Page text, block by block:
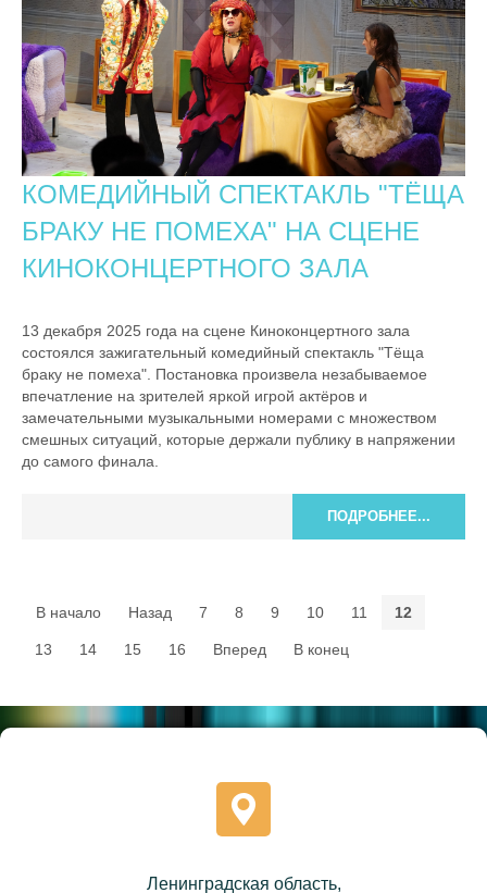
КОМЕДИЙНЫЙ СПЕКТАКЛЬ "ТЁЩА
БРАКУ НЕ ПОМЕХА" НА СЦЕНЕ
КИНОКОНЦЕРТНОГО ЗАЛА
13 декабря 2025 года на сцене Киноконцертного зала
состоялся зажигательный комедийный спектакль "Тёща
браку не помеха". Постановка произвела незабываемое
впечатление на зрителей яркой игрой актёров и
замечательными музыкальными номерами с множеством
смешных ситуаций, которые держали публику в напряжении
до самого финала.
ПОДРОБНЕЕ...
В начало Назад 7 8 9 10 11 12
13 14 15 16 Вперед В конец
Ленинградская область,